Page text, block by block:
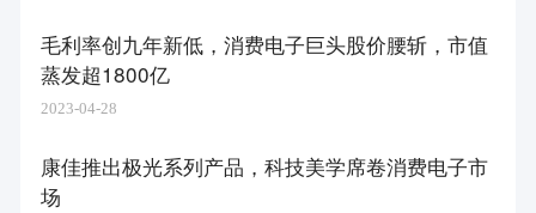
毛利率创九年新低，消费电子巨头股价腰斩，市值
蒸发超1800亿
2023-04-28
康佳推出极光系列产品，科技美学席卷消费电子市
场